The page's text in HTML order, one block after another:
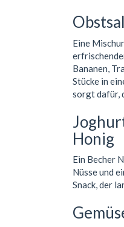
Eine
Bananen,
Stücke in
sorgt dafür,
Honig
Ein Becher
Nüsse und
Snack, der